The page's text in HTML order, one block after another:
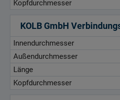
Kopfdurchmesser
Innendurchmesser
Außendurchmesser
Länge
Kopfdurchmesser